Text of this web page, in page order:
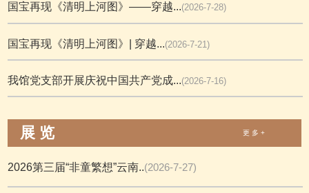
国宝再现《清明上河图》——穿越...(2026-7-28)
国宝再现《清明上河图》| 穿越...(2026-7-21)
我馆党支部开展庆祝中国共产党成...(2026-7-16)
展 览 更 多 +
2026第三届“非童繁想”云南..(2026-7-27)